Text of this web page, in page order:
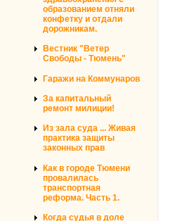
образованием отняли
конфетку и отдали
дорожникам.
Вестник "Ветер
Свободы - Тюмень"
Гаражи на Коммунаров
За капитальный
ремонт милиции!
Из зала суда ... Живая
практика защиты
законных прав
Как в городе Тюмени
провалилась
транспортная
реформа. Часть 1.
Когда судья в доле